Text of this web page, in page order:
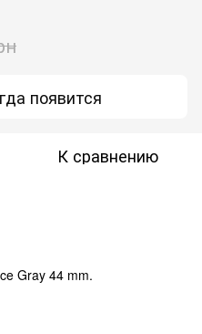
появится
К сравнению
Gray 44 mm.